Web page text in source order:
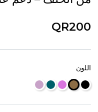
QR200
اللون